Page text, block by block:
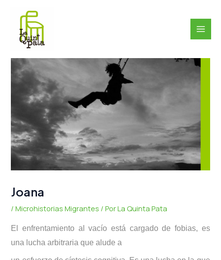
contenido
Joana
/Microhistorias Migrantes / PorLa Quinta Pata
El enfrentamiento al vacío está cargado de fobias, es
una lucha arbitraria que alude a